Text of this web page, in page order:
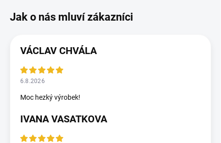
VÁCLAV CHVÁLA
6.8.2026
Moc hezký výrobek!
IVANA VASATKOVA